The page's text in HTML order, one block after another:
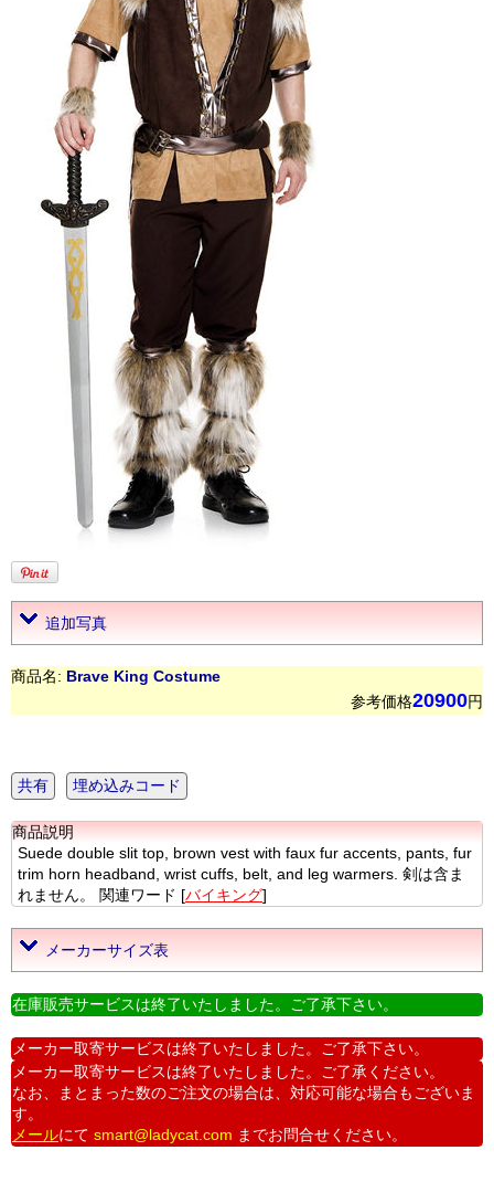
追加写真
商品名: Brave King Costume
参考価格20900円
共有 埋め込みコード
商品説明
Suede double slit top, brown vest with faux fur accents, pants, fur
trim horn headband, wrist cuffs, belt, and leg warmers. 剣は含ま
れません。 関連ワード [バイキング]
メーカーサイズ表
在庫販売サービスは終了いたしました。ご了承下さい。
メーカー取寄サービスは終了いたしました。ご了承下さい。
メーカー取寄サービスは終了いたしました。ご了承ください。
なお、まとまった数のご注文の場合は、対応可能な場合もございま
す。
メールにて smart@ladycat.com までお問合せください。